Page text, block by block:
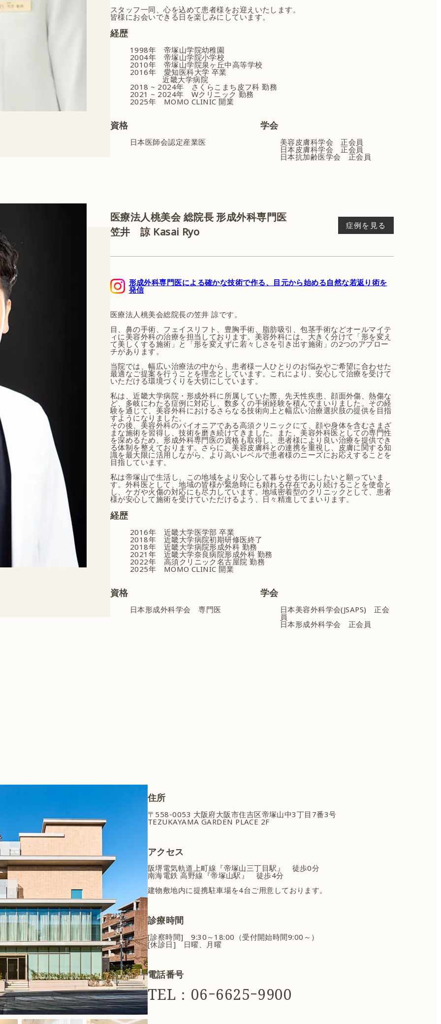
スタッフ一同、心を込めて患者様をお迎えいたします。
皆様にお会いできる日を楽しみにしています。
経歴
1998年 帝塚山学院幼稚園
2004年 帝塚山学院小学校
2010年 帝塚山学院泉ヶ丘中高等学校
2016年 愛知医科大学 卒業
近畿大学病院
2018 ~ 2024年さくらこまち皮フ科 勤務
2021 ~ 2024年 Wクリニック 勤務
2025年 MOMO CLINIC 開業
資格
日本医師会認定産業医
学会
美容皮膚科学会 正会員
日本皮膚科学会 正会員
日本抗加齢医学会 正会員
医療法人桃美会 総院長 形成外科専門医
笠井 諒Kasai Ryo 症例を見る
形成外科専門医による確かな技術で作る、目元から始める自然な若返り術を
発信
医療法人桃美会総院長の笠井 諒です。
目、鼻の手術、フェイスリフト、豊胸手術、脂肪吸引、包茎手術などオールマイテ
ィに美容外科の治療を担当しております。美容外科には、大きく分けて「形を変え
て美しくする施術」と「形を変えずに若々しさを引き出す施術」の2つのアプロー
チがあります。
当院では、幅広い治療法の中から、患者様一人ひとりのお悩みやご希望に合わせた
最適なご提案を行うことを理念としています。これにより、安心して治療を受けて
いただける環境づくりを大切にしています。
私は、近畿大学病院・形成外科に所属していた際、先天性疾患、顔面外傷、熱傷な
ど、多岐にわたる症例に対応し、数多くの手術経験を積んでまいりました。その経
験を通じて、美容外科におけるさらなる技術向上と幅広い治療選択肢の提供を目指
すようになりました。
その後、美容外科のパイオニアである高須クリニックにて、顔や身体を含むさまざ
まな施術を習得し、技術を磨き続けてきました。また、美容外科医としての専門性
を深めるため、形成外科専門医の資格も取得し、患者様により良い治療を提供でき
る体制を整えております。さらに、美容皮膚科との連携を重視し、皮膚に関する知
識を最大限に活用しながら、より高いレベルで患者様のニーズにお応えすることを
目指しています。
私は帝塚山で生活し、この地域をより安心して暮らせる街にしたいと願っていま
す。外科医として、地域の皆様が緊急時にも頼れる存在であり続けることを使命と
し、ケガや火傷の対応にも尽力しています。地域密着型のクリニックとして、患者
様が安心して施術を受けていただけるよう、日々精進してまいります。
経歴
2016年 近畿大学医学部 卒業
2018年 近畿大学病院初期研修医終了
2018年 近畿大学病院形成外科 勤務
2021年 近畿大学奈良病院形成外科 勤務
2022年 高須クリニック名古屋院 勤務
2025年 MOMO CLINIC 開業
資格
日本形成外科学会 専門医
学会
日本美容外科学会(JSAPS) 正会
員
日本形成外科学会 正会員
住所
〒558-0053 大阪府大阪市住吉区帝塚山中3丁目7番3号
TEZUKAYAMA GARDEN PLACE 2F
アクセス
阪堺電気軌道上町線『帝塚山三丁目駅』 徒歩0分
南海電鉄 高野線『帝塚山駅』 徒歩4分
建物敷地内に提携駐車場を4台ご用意しております。
診療時間
[診察時間] 9:30～18:00（受付開始時間9:00～）
[休診日] 日曜、月曜
電話番号
TEL：06ｰ6625ｰ9900